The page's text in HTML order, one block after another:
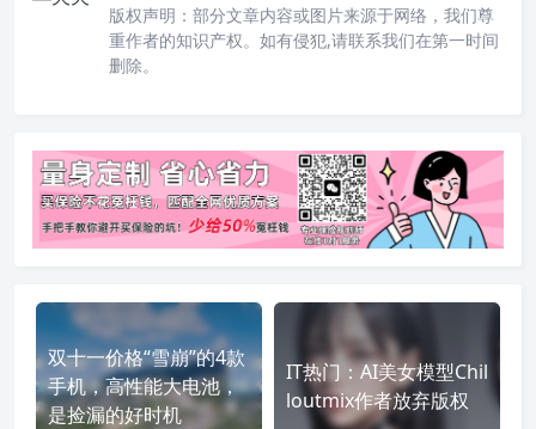
版权声明：部分文章内容或图片来源于网络，我们尊
重作者的知识产权。如有侵犯,请联系我们在第一时间
删除。
双十一价格“雪崩”的4款
手机，高性能大电池，
是捡漏的好时机
IT热门：AI美女模型Chil
loutmix作者放弃版权